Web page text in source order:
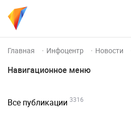
Главная Инфоцентр Новости
Навигационное меню
Все публикации 3316